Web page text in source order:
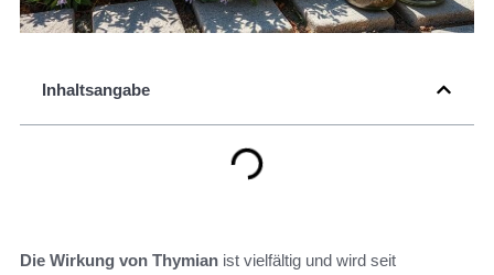
Inhaltsangabe
Die Wirkung von Thymian ist vielfältig und wird seit